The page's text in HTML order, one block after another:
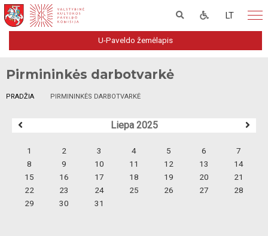
LT
U-Paveldo žemėlapis
Pirmininkės darbotvarkė
PRADŽIA PIRMININKĖS DARBOTVARKĖ
Liepa 2025
1 2 3 4 5 6
7
8
9 10 11 12 13
14
15
16 17 18 19 20
21
22
23 24 25 26 27
28
29
30 31